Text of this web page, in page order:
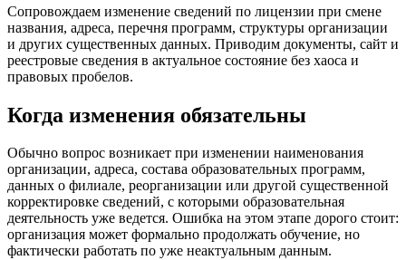
Сопровождаем изменение сведений по лицензии при смене
названия, адреса, перечня программ, структуры организации
и других существенных данных. Приводим документы, сайт и
реестровые сведения в актуальное состояние без хаоса и
правовых пробелов.
Когда изменения обязательны
Обычно вопрос возникает при изменении наименования
организации, адреса, состава образовательных программ,
данных о филиале, реорганизации или другой существенной
корректировке сведений, с которыми образовательная
деятельность уже ведется. Ошибка на этом этапе дорого стоит:
организация может формально продолжать обучение, но
фактически работать по уже неактуальным данным.